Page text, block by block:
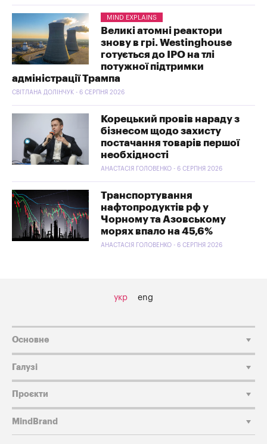
MIND EXPLAINS
Великі атомні реактори
знову в грі. Westinghouse
готується до IPO на тлі
потужної підтримки
адміністрації Трампа
СВІТЛАНА ДОЛІНЧУК - 6 СЕРПНЯ 2026
Корецький провів нараду з
бізнесом щодо захисту
постачання товарів першої
необхідності
АНАСТАСІЯ ГОЛОВЕНКО - 6 СЕРПНЯ 2026
Транспортування
нафтопродуктів рф у
Чорному та Азовському
морях впало на 45,6%
АНАСТАСІЯ ГОЛОВЕНКО - 6 СЕРПНЯ 2026
укр eng
Основне
Галузі
Проєкти
MindBrand